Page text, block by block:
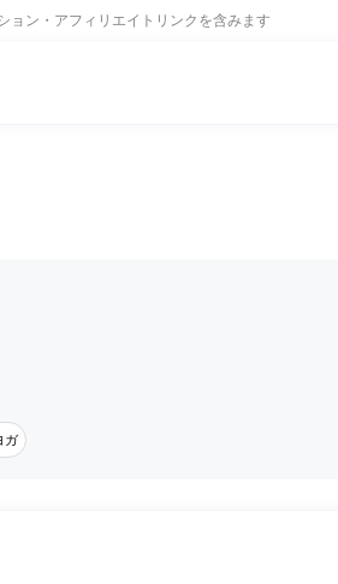
ョン・アフィリエイトリンクを含みます
ガ